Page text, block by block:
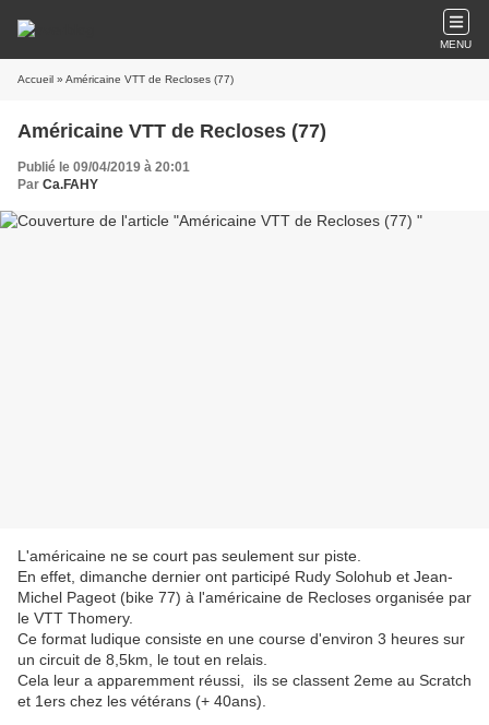
MENU
Accueil » Américaine VTT de Recloses (77)
Américaine VTT de Recloses (77)
Publié le 09/04/2019 à 20:01
Par Ca.FAHY
L'américaine ne se court pas seulement sur piste.
En effet, dimanche dernier ont participé Rudy Solohub et Jean-
Michel Pageot (bike 77) à l'américaine de Recloses organisée par
le VTT Thomery.
Ce format ludique consiste en une course d'environ 3 heures sur
un circuit de 8,5km, le tout en relais.
Cela leur a apparemment réussi, ils se classent 2eme au Scratch
et 1ers chez les vétérans (+ 40ans).